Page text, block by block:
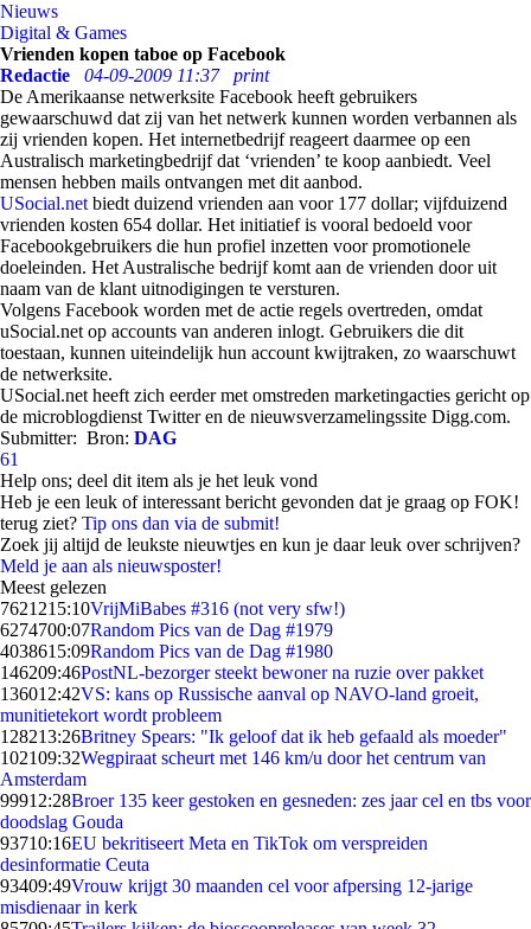
Nieuws
Digital & Games
Vrienden kopen taboe op Facebook
Redactie
04-09-2009 11:37
print
De Amerikaanse netwerksite Facebook heeft gebruikers
gewaarschuwd dat zij van het netwerk kunnen worden verbannen als
zij vrienden kopen. Het internetbedrijf reageert daarmee op een
Australisch marketingbedrijf dat ‘vrienden’ te koop aanbiedt. Veel
mensen hebben mails ontvangen met dit aanbod.
USocial.net biedt duizend vrienden aan voor 177 dollar; vijfduizend
vrienden kosten 654 dollar. Het initiatief is vooral bedoeld voor
Facebookgebruikers die hun profiel inzetten voor promotionele
doeleinden. Het Australische bedrijf komt aan de vrienden door uit
naam van de klant uitnodigingen te versturen.
Volgens Facebook worden met de actie regels overtreden, omdat
uSocial.net op accounts van anderen inlogt. Gebruikers die dit
toestaan, kunnen uiteindelijk hun account kwijtraken, zo waarschuwt
de netwerksite.
USocial.net heeft zich eerder met omstreden marketingacties gericht op
de microblogdienst Twitter en de nieuwsverzamelingssite Digg.com.
Submitter: Bron: DAG
61
Help ons; deel dit item als je het leuk vond
Heb je een leuk of interessant bericht gevonden dat je graag op FOK!
terug ziet? Tip ons dan via de submit!
Zoek jij altijd de leukste nieuwtjes en kun je daar leuk over schrijven?
Meld je aan als nieuwsposter!
Meest gelezen
7621215:10VrijMiBabes #316 (not very sfw!)
6274700:07Random Pics van de Dag #1979
4038615:09Random Pics van de Dag #1980
146209:46PostNL-bezorger steekt bewoner na ruzie over pakket
136012:42VS: kans op Russische aanval op NAVO-land groeit,
munitietekort wordt probleem
128213:26Britney Spears: "Ik geloof dat ik heb gefaald als moeder"
102109:32Wegpiraat scheurt met 146 km/u door het centrum van
Amsterdam
99912:28Broer 135 keer gestoken en gesneden: zes jaar cel en tbs voor
doodslag Gouda
93710:16EU bekritiseert Meta en TikTok om verspreiden
desinformatie Ceuta
93409:49Vrouw krijgt 30 maanden cel voor afpersing 12-jarige
misdienaar in kerk